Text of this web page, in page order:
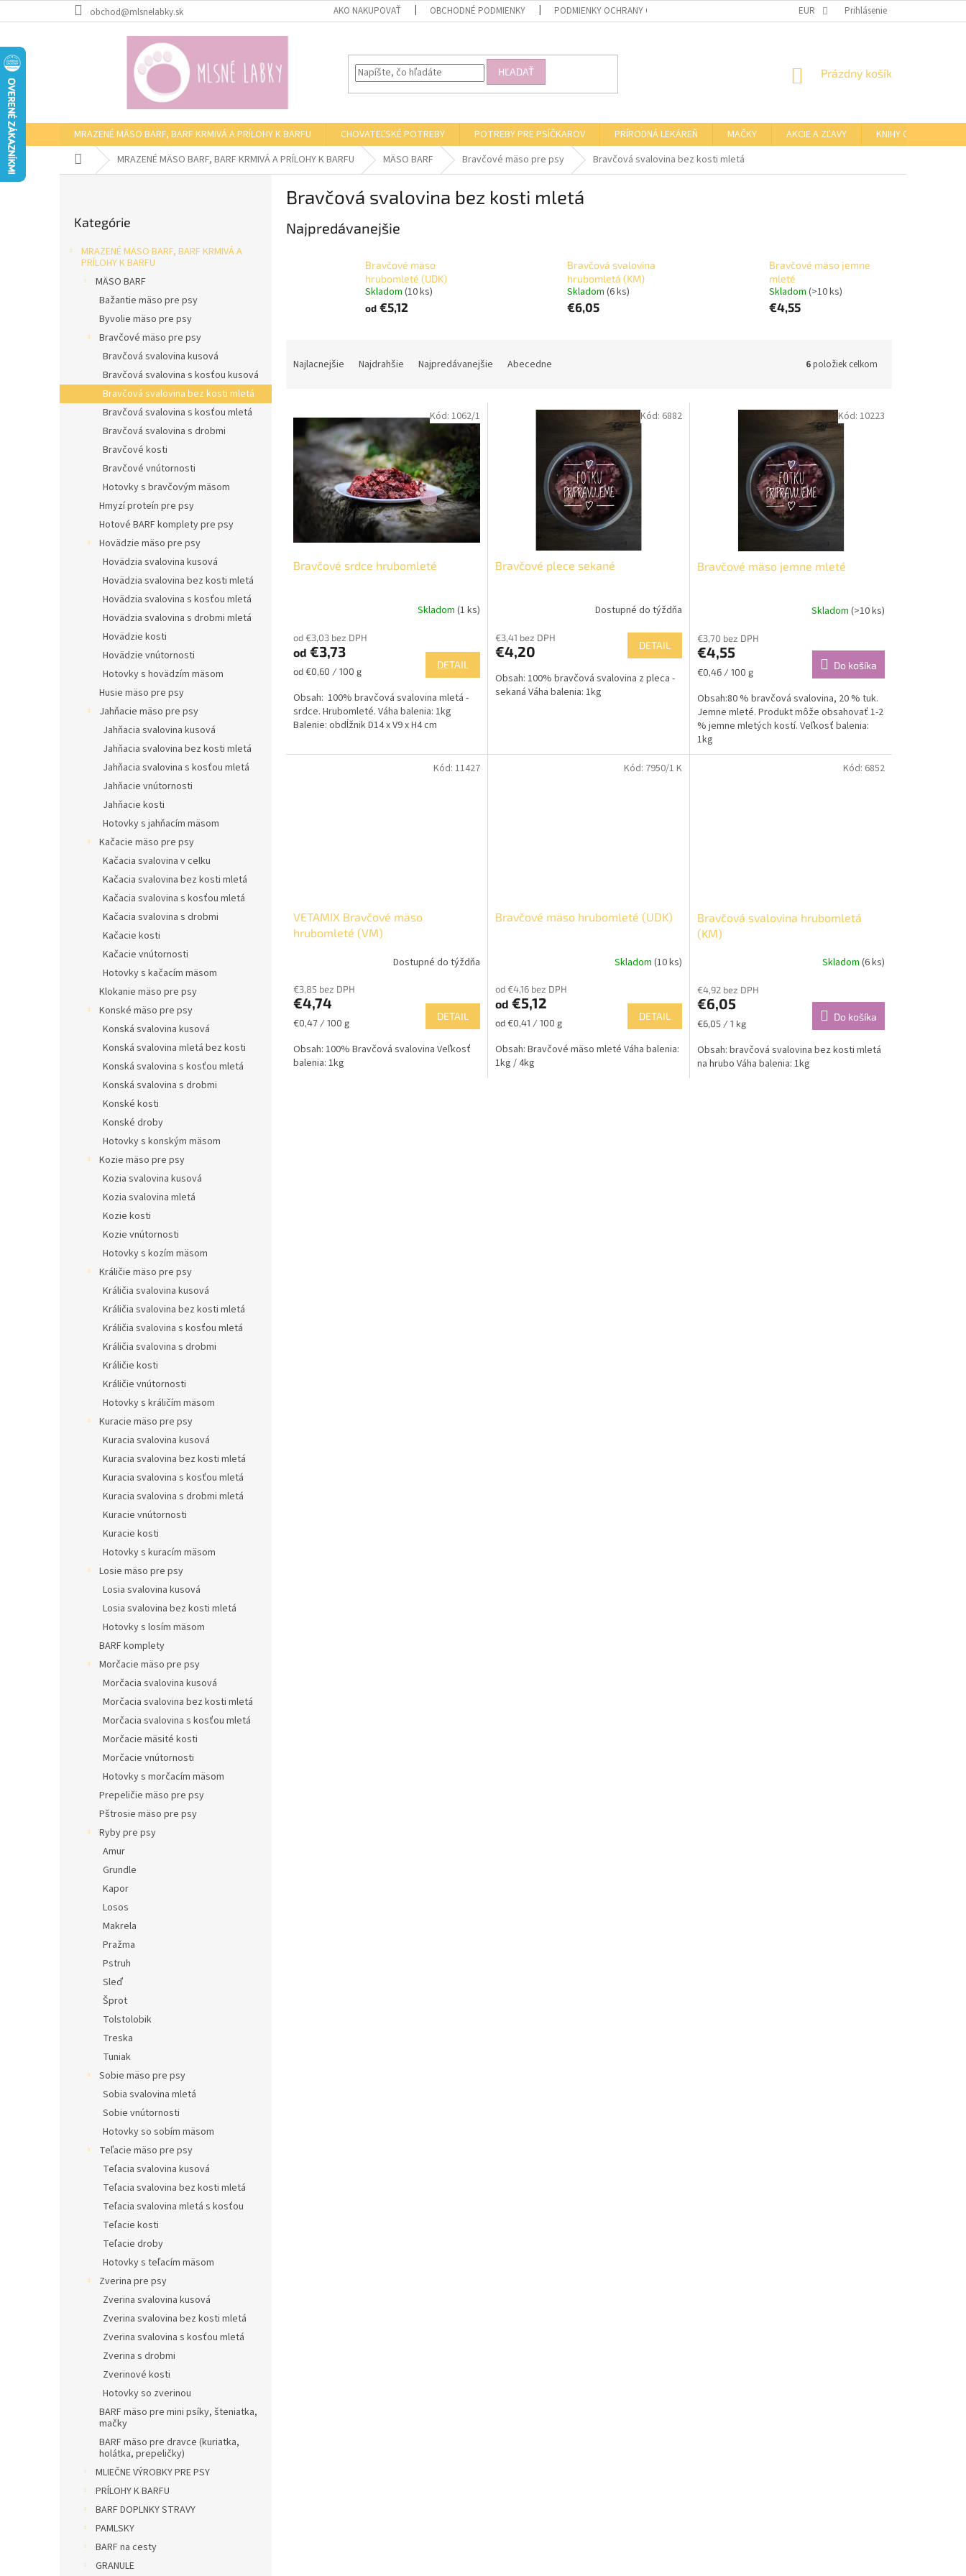
na
obchod@mlsnelabky.sk AKO NAKUPOVAŤ OBCHODNÉ PODMIENKY PODMIENKY OCHRANY OSOBNÝCH ÚDAJOV OTVÁRACIE HODINY KAMENNEJ PREDAJNE
EUR Prihlásenie
HĽADAŤ
NÁKUPNÝ
Prázdny košík
MRAZENÉ MÄSO BARF, BARF KRMIVÁ A PRÍLOHY K BARFU CHOVATEĽSKÉ POTREBY POTREBY PRE PSÍČKAROV PRÍRODNÁ LEKÁREŇ MAČKY AKCIE A ZĽAVY
KNIHY O BARFE
DomovMRAZENÉ MÄSO BARF, BARF KRMIVÁ A PRÍLOHY K BARFU MÄSO BARF Bravčové mäso pre psy Bravčová svalovina bez kosti mletá
kategórie
Kategórie
MRAZENÉ MÄSO BARF, BARF KRMIVÁ A
PRÍLOHY K BARFU
MÄSO BARF
Bažantie mäso pre psy
Byvolie mäso pre psy
Bravčové mäso pre psy
Bravčová svalovina kusová
Bravčová svalovina s kosťou kusová
Bravčová svalovina bez kosti mletá
Bravčová svalovina s kosťou mletá
Bravčová svalovina s drobmi
Bravčové kosti
Bravčové vnútornosti
Hotovky s bravčovým mäsom
Hmyzí proteín pre psy
Hotové BARF komplety pre psy
Hovädzie mäso pre psy
Hovädzia svalovina kusová
Hovädzia svalovina bez kosti mletá
Hovädzia svalovina s kosťou mletá
Hovädzia svalovina s drobmi mletá
Hovädzie kosti
Hovädzie vnútornosti
Hotovky s hovädzím mäsom
Husie mäso pre psy
Jahňacie mäso pre psy
Jahňacia svalovina kusová
Jahňacia svalovina bez kosti mletá
Jahňacia svalovina s kosťou mletá
Jahňacie vnútornosti
Jahňacie kosti
Hotovky s jahňacím mäsom
Kačacie mäso pre psy
Kačacia svalovina v celku
Kačacia svalovina bez kosti mletá
Kačacia svalovina s kosťou mletá
Kačacia svalovina s drobmi
Kačacie kosti
Kačacie vnútornosti
Hotovky s kačacím mäsom
Klokanie mäso pre psy
Konské mäso pre psy
Konská svalovina kusová
Konská svalovina mletá bez kosti
Konská svalovina s kosťou mletá
Konská svalovina s drobmi
Konské kosti
Konské droby
Hotovky s konským mäsom
Kozie mäso pre psy
Kozia svalovina kusová
Kozia svalovina mletá
Kozie kosti
Kozie vnútornosti
Hotovky s kozím mäsom
Králičie mäso pre psy
Králičia svalovina kusová
Králičia svalovina bez kosti mletá
Králičia svalovina s kosťou mletá
Králičia svalovina s drobmi
Králičie kosti
Králičie vnútornosti
Hotovky s králičím mäsom
Kuracie mäso pre psy
Kuracia svalovina kusová
Kuracia svalovina bez kosti mletá
Kuracia svalovina s kosťou mletá
Kuracia svalovina s drobmi mletá
Kuracie vnútornosti
Kuracie kosti
Hotovky s kuracím mäsom
Losie mäso pre psy
Losia svalovina kusová
Losia svalovina bez kosti mletá
Hotovky s losím mäsom
BARF komplety
Morčacie mäso pre psy
Morčacia svalovina kusová
Morčacia svalovina bez kosti mletá
Morčacia svalovina s kosťou mletá
Morčacie mäsité kosti
Morčacie vnútornosti
Hotovky s morčacím mäsom
Prepeličie mäso pre psy
Pštrosie mäso pre psy
Ryby pre psy
Amur
Grundle
Kapor
Losos
Makrela
Pražma
Pstruh
Sleď
Šprot
Tolstolobik
Treska
Tuniak
Sobie mäso pre psy
Sobia svalovina mletá
Sobie vnútornosti
Hotovky so sobím mäsom
Teľacie mäso pre psy
Teľacia svalovina kusová
Teľacia svalovina bez kosti mletá
Teľacia svalovina mletá s kosťou
Teľacie kosti
Teľacie droby
Hotovky s teľacím mäsom
Zverina pre psy
Zverina svalovina kusová
Zverina svalovina bez kosti mletá
Zverina svalovina s kosťou mletá
Zverina s drobmi
Zverinové kosti
Hotovky so zverinou
BARF mäso pre mini psíky, šteniatka,
mačky
BARF mäso pre dravce (kuriatka,
holátka, prepeličky)
MLIEČNE VÝROBKY PRE PSY
PRÍLOHY K BARFU
BARF DOPLNKY STRAVY
PAMLSKY
BARF na cesty
GRANULE
Bravčová svalovina bez kosti mletá
Najpredávanejšie
Bravčové mäso
hrubomleté (UDK)
Skladom (10 ks)
od €5,12
Bravčová svalovina
hrubomletá (KM)
Skladom (6 ks)
€6,05
Bravčové mäso jemne
mleté
Skladom (>10 ks)
€4,55
Najlacnejšie Najdrahšie Najpredávanejšie Abecedne 6položiek celkom
p
Bravčové srdce hrubomleté
produktu
je
5,0
z
5
hviezdičiek.
Skladom (1 ks)
od €3,03 bez DPH
od €3,73
Jednotková
od €0,60 / 100 g
DETAIL
Obsah: 100% bravčová svalovina mletá -
srdce. Hrubomleté. Váha balenia: 1kg
Balenie: obdĺžnik D14 x V9 x H4 cm
Kód: 1062/1
Bravčové plece sekané
Dostupné do týždňa
€3,41 bez DPH
€4,20 DETAIL
Obsah: 100% bravčová svalovina z pleca -
sekaná Váha balenia: 1kg
Kód: 6882
Bravčové mäso jemne mleté
Skladom (>10 ks)
€3,70 bez DPH
€4,55
Jednotková
€0,46 / 100 g
Do košíka
Obsah:80 % bravčová svalovina, 20 % tuk.
Jemne mleté. Produkt môže obsahovať 1-2
% jemne mletých kostí. Veľkosť balenia:
1kg
Kód: 10223
VETAMIX Bravčové mäso
hrubomleté (VM)
Dostupné do týždňa
€3,85 bez DPH
€4,74
Jednotková
€0,47 / 100 g
DETAIL
Obsah: 100% Bravčová svalovina Veľkosť
balenia: 1kg
Kód: 11427
Bravčové mäso hrubomleté (UDK)
Skladom (10 ks)
od €4,16 bez DPH
od €5,12
Jednotková
od €0,41 / 100 g
DETAIL
Obsah: Bravčové mäso mleté Váha balenia:
1kg / 4kg
Kód: 7950/1 K
Bravčová svalovina hrubomletá
(KM)
Skladom (6 ks)
€4,92 bez DPH
€6,05
Jednotková
€6,05 / 1 kg
Do košíka
Obsah: bravčová svalovina bez kosti mletá
na hrubo Váha balenia: 1kg
Kód: 6852